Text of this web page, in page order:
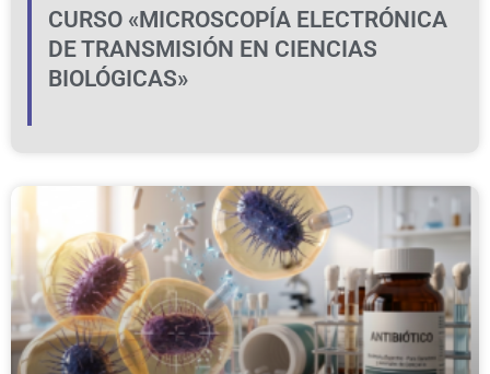
CURSO «MICROSCOPÍA ELECTRÓNICA
DE TRANSMISIÓN EN CIENCIAS
BIOLÓGICAS»